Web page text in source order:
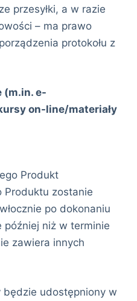
przesyłki, a w razie
– ma prawo
protokołu z
(m.in. e-
on-line/materiały
Produkt
Produktu zostanie
po dokonaniu
później niż w terminie
zawiera innych
udostępniony w